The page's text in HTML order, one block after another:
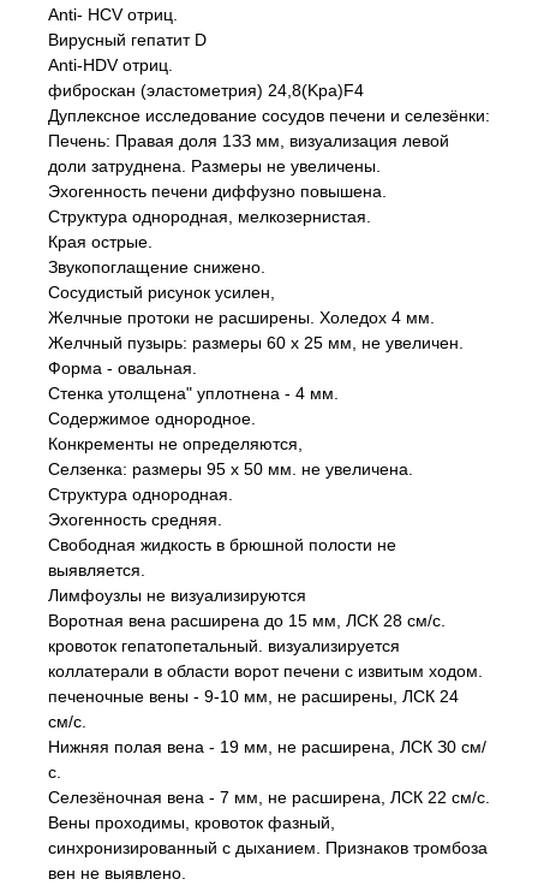
Anti- HCV отриц.
Вирусный гепатит D
Anti-HDV отриц.
фиброскан (эластометрия) 24,8(Kpa)F4
Дуплексное исследование сосудов печени и селезёнки:
Печень: Правая доля 1ЗЗ мм, визуализация левой
доли затруднена. Размеры не увеличены.
Эхогенность печени диффузно повышена.
Структура однородная, мелкозернистая.
Края ocтpыe.
Звукопоглащение снижено.
Сосудистый рисунок усилен,
Желчные протоки не расширены. Холедох 4 мм.
Желчный пузырь: размеры 60 х 25 мм, не увеличен.
Форма - овальная.
Стенка утолщена" уплотнена - 4 мм.
Содержимое однородное.
Конкременты не определяются,
Селзенка: рaзмеры 95 х 50 мм. не увеличена.
Cтруктypa однородная.
Эхогенность средняя.
Свободная жидкость в брюшной полости не
выявляется.
Лимфоузлы не визуализируются
Воротная вена расширена до 15 мм, ЛСК 28 см/с.
кровоток гепатопетальный. визуализируется
коллатерали в области ворот печени с извитым ходом.
печеночные вены - 9-10 мм, не расширены, ЛСК 24
cм/c.
Нижняя полая вена - 19 мм, не расширена, ЛСК З0 см/
с.
Селезёночная вена - 7 мм, не расширена, ЛСК 22 cм/c.
Вены проходимы, кровоток фазный,
синхронизированный с дыханием. Признаков тромбоза
вен не выявлено.